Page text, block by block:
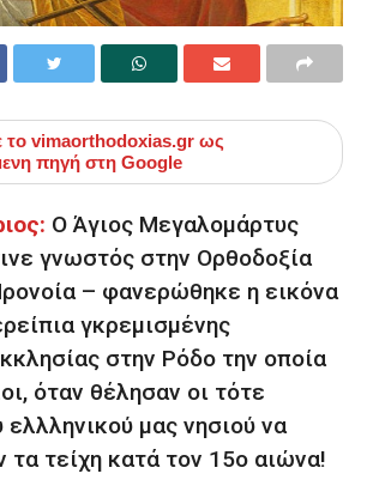
το vimaorthodoxias.gr ως
πηγή στη Google
Ο Άγιος Μεγαλομάρτυς
γνωστός στην Ορθοδοξία
– φανερώθηκε η εικόνα
γκρεμισμένης
στην Ρόδο την οποία
όταν θέλησαν οι τότε
ελλληνικού μας νησιού να
τα τείχη κατά τον 15ο αιώνα!